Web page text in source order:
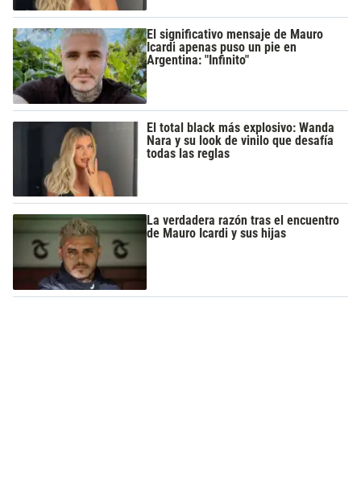
El significativo mensaje de Mauro
Icardi apenas puso un pie en
Argentina: "Infinito"
El total black más explosivo: Wanda
Nara y su look de vinilo que desafía
todas las reglas
La verdadera razón tras el encuentro
de Mauro Icardi y sus hijas